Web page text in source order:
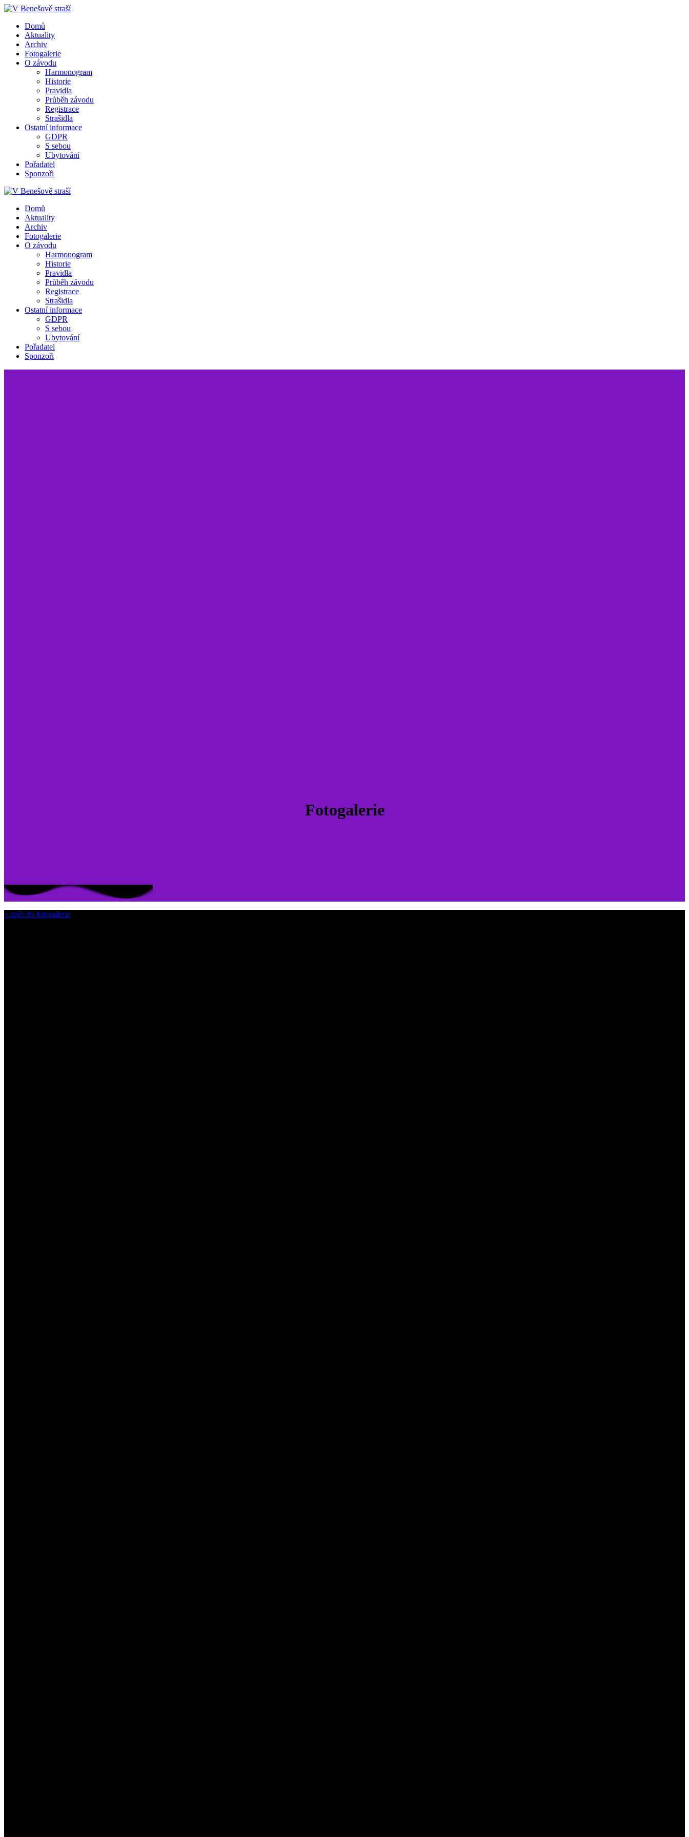
Přeskočit
obsah
Domů
Aktuality
Archiv
Fotogalerie
O závodu
Harmonogram
Historie
Pravidla
Průběh závodu
Registrace
Strašidla
Ostatní informace
GDPR
S sebou
Ubytování
Pořadatel
Sponzoři
Domů
Aktuality
Archiv
Fotogalerie
O závodu
Harmonogram
Historie
Pravidla
Průběh závodu
Registrace
Strašidla
Ostatní informace
GDPR
S sebou
Ubytování
Pořadatel
Sponzoři
Fotogalerie
« zpět do fotogalerie